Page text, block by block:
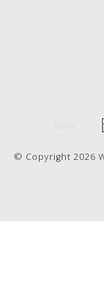
© Copyright 2026